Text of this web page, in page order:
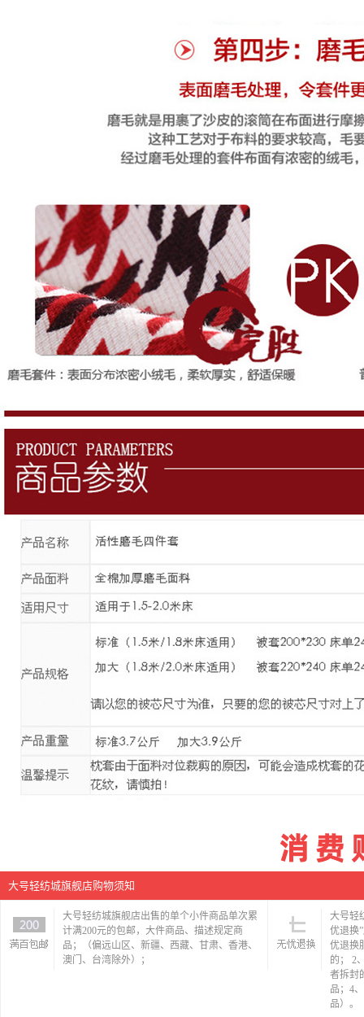
大号轻纺城旗舰店购物须知
大号轻纺城旗舰店出售的单个小件商品单次累
计满200元的包邮，大件商品、描述规定商
品；（偏远山区、新疆、西藏、甘肃、香港、
澳门、台湾除外）；
大号轻
优退换
优退换
的； 2
者拆封
品；4
品）。